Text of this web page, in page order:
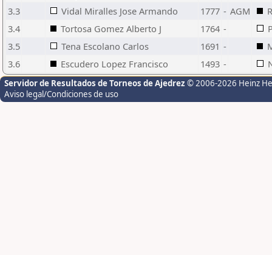
3.3
Vidal Miralles Jose Armando 1777 - AGM
3.4
Tortosa Gomez Alberto J 1764 -
3.5
Tena Escolano Carlos 1691 -
3.6
Escudero Lopez Francisco 1493 -
Servidor de Resultados de Torneos de Ajedrez © 2006-2026 Heinz
Aviso legal/Condiciones de uso